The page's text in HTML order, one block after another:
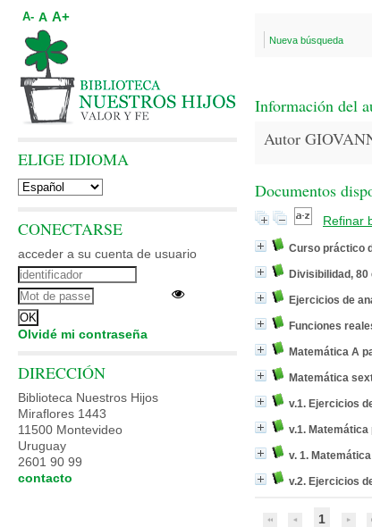
Nueva búsqueda
Información del
Autor
Documentos
Refinar
Curso práctico
Divisibilidad,
Ejercicios de
Funciones
Matemática A
Matemática
v.1. Ejercicios
v.1. Matemática
v. 1.
v.2. Ejercicios
1
A- A A+
ELIGE IDIOMA
CONECTARSE
acceder a su cuenta de usuario
Olvidé mi contraseña
DIRECCIÓN
Biblioteca Nuestros Hijos
Miraflores 1443
11500 Montevideo
Uruguay
2601 90 99
contacto